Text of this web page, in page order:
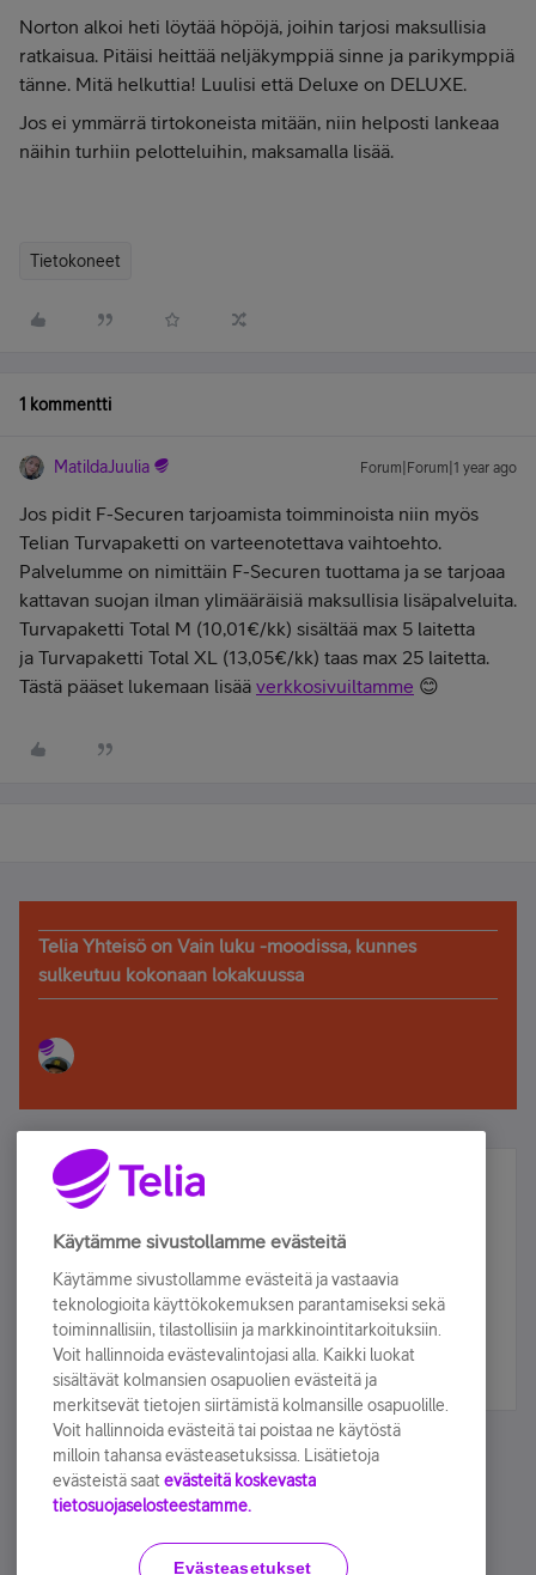
Norton alkoi heti löytää höpöjä, joihin tarjosi maksullisia
ratkaisua. Pitäisi heittää neljäkymppiä sinne ja parikymppiä
tänne. Mitä helkuttia! Luulisi että Deluxe on DELUXE.
Jos ei ymmärrä tirtokoneista mitään, niin helposti lankeaa
näihin turhiin pelotteluihin, maksamalla lisää.
Tietokoneet
1 kommentti
MatildaJuulia Forum|Forum|1 year ago
Jos pidit F-Securen tarjoamista toimminoista niin myös
Telian Turvapaketti on varteenotettava vaihtoehto.
Palvelumme on nimittäin F-Securen tuottama ja se tarjoaa
kattavan suojan ilman ylimääräisiä maksullisia lisäpalveluita.
Turvapaketti Total M (10,01€/kk) sisältää max 5 laitetta
ja Turvapaketti Total XL (13,05€/kk) taas max 25 laitetta.
Tästä pääset lukemaan lisää verkkosivuiltamme 😊
Telia Yhteisö on Vain luku -moodissa, kunnes
sulkeutuu kokonaan lokakuussa
Älä jää paitsi – osallistu ja voita!
Tilaa Telian uutiskirje ja olet mukana arvonnassa.
sähköpostiisi.
Tilaa nyt
Käyttöehdot Accessibility statement
Käytämme sivustollamme evästeitä
Käytämme sivustollamme evästeitä ja vastaavia
teknologioita käyttökokemuksen parantamiseksi sekä
toiminnallisiin, tilastollisiin ja markkinointitarkoituksiin.
Voit hallinnoida evästevalintojasi alla. Kaikki luokat
sisältävät kolmansien osapuolien evästeitä ja
merkitsevät tietojen siirtämistä kolmansille osapuolille.
Voit hallinnoida evästeitä tai poistaa ne käytöstä
milloin tahansa evästeasetuksissa. Lisätietoja
evästeistä saat evästeitä koskevasta
tietosuojaselosteestamme.
Evästeasetukset